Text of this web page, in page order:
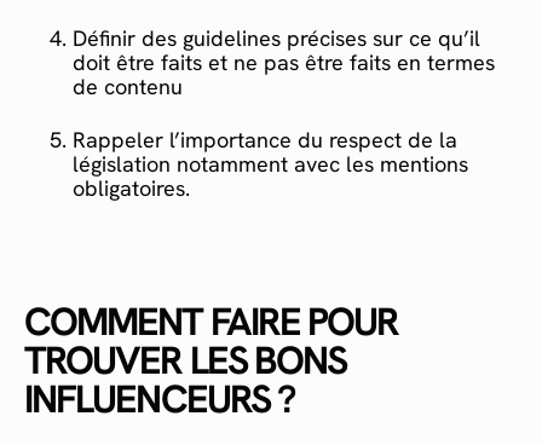
Définir des guidelines précises sur ce qu’il
doit être faits et ne pas être faits en termes
de contenu
Rappeler l’importance du respect de la
législation notamment avec les mentions
obligatoires.
COMMENT FAIRE POUR
TROUVER LES BONS
INFLUENCEURS ?